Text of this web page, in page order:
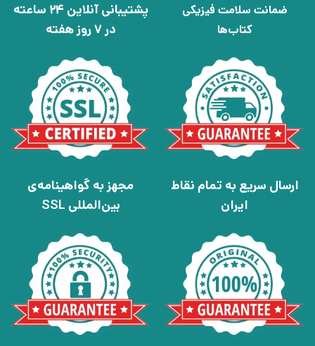
ضمانت سلامت فیزیکی
کتاب‌ها
پشتیبانی آنلاین 24 ساعته
در 7 روز هفته
ارسال سریع به تمام نقاط
ایران
مجهز به گواهینامه‌ی
بین‌المللی SSL